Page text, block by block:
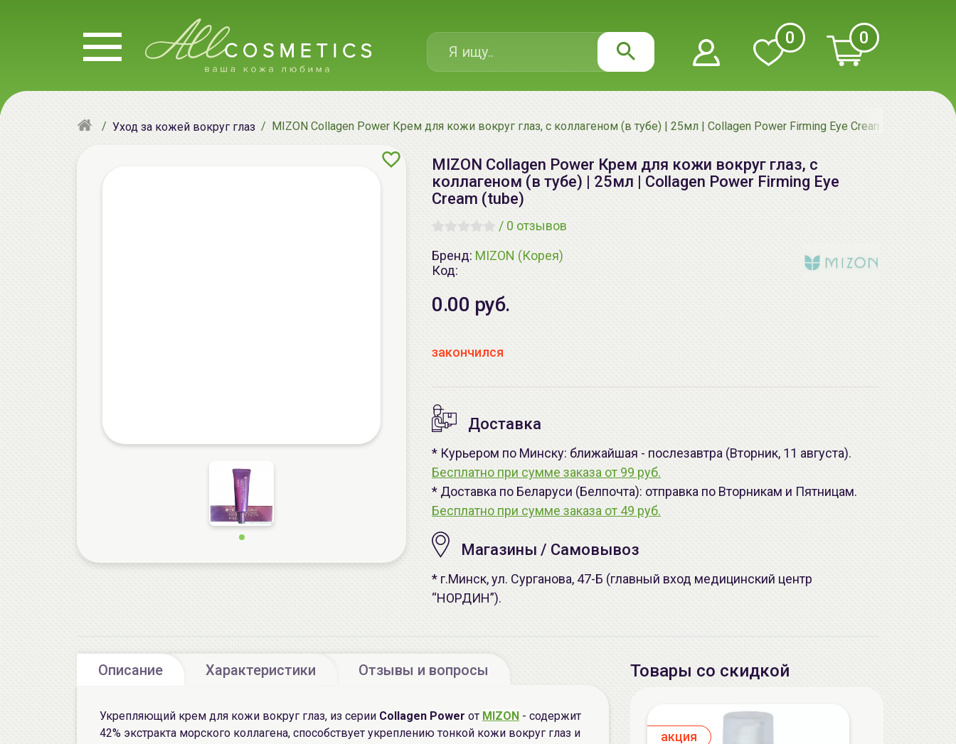
0 0
Уход за кожей вокруг глаз MIZON Collagen Power Крем для кожи вокруг глаз, с коллагеном (в тубе) | 25мл | Collagen Power Firming Eye Cream (tube)
MIZON Collagen Power Крем для кожи вокруг глаз, с
коллагеном (в тубе) | 25мл | Collagen Power Firming Eye
Cream (tube)
/ 0 отзывов
Бренд: MIZON (Корея)
Код:
0.00 руб.
закончился
Доставка
* Курьером по Минску: ближайшая - послезавтра (Вторник, 11 августа).
Бесплатно при сумме заказа от 99 руб.
* Доставка по Беларуси (Белпочта): отправка по Вторникам и Пятницам.
Бесплатно при сумме заказа от 49 руб.
Магазины / Самовывоз
* г.Минск, ул. Сурганова, 47-Б (главный вход медицинский центр
“НОРДИН”).
Описание Характеристики Отзывы и вопросы
Укрепляющий крем для кожи вокруг глаз, из серии Collagen Power от MIZON - содержит
42% экстракта морского коллагена, способствует укреплению тонкой кожи вокруг глаз и
Товары со скидкой
aкция